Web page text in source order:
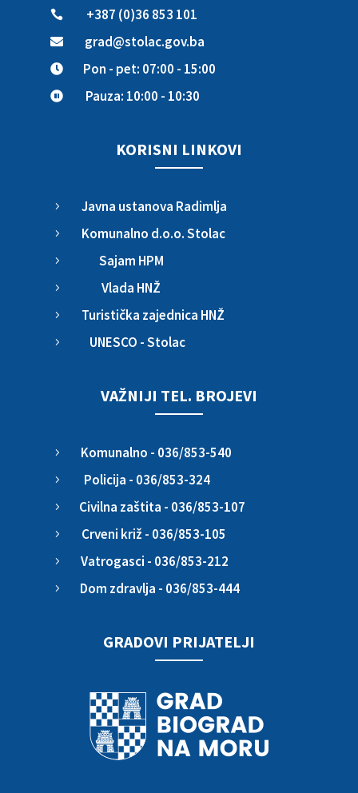
 +387 (0)36 853 101
 grad@stolac.gov.ba
 Pon - pet: 07:00 - 15:00
 Pauza: 10:00 - 10:30
KORISNI LINKOVI
5 Javna ustanova Radimlja
5 Komunalno d.o.o. Stolac
5 Sajam HPM
5 Vlada HNŽ
5 Turistička zajednica HNŽ
5 UNESCO - Stolac
VAŽNIJI TEL. BROJEVI
5 Komunalno - 036/853-540
5 Policija - 036/853-324
5 Civilna zaštita - 036/853-107
5 Crveni križ - 036/853-105
5 Vatrogasci - 036/853-212
5 Dom zdravlja - 036/853-444
GRADOVI PRIJATELJI